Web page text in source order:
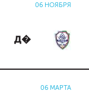
06 НОЯБРЯ
Д�
06 МАРТА